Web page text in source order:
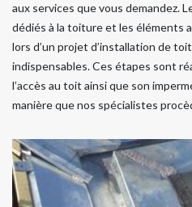
aux services que vous demandez.
dédiés à la toiture et les éléments
lors d’un projet d’installation de
indispensables. Ces étapes sont
l’accès au toit ainsi que son
manière que nos spécialistes